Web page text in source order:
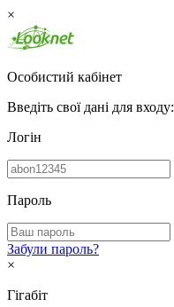
×
Особистий кабінет
Введіть свої дані для входу:
Логін
Пароль
Забули пароль?
×
Гігабіт